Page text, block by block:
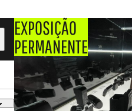
EXPOSIÇÃO
PERMANENTE